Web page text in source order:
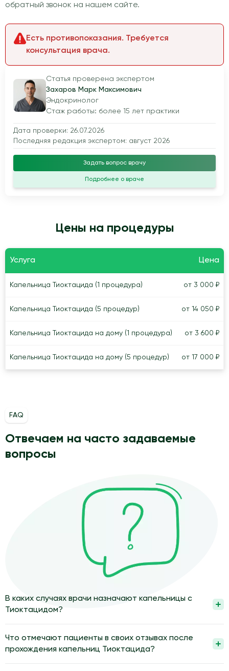
обратный звонок на нашем сайте.
Статья проверена экспертом
Захаров Марк Максимович
Эндокринолог
Стаж работы: более 15 лет практики
Дата проверки: 26.07.2026
Последняя редакция экспертом: август 2026
Задать вопрос врачу
Подробнее о враче
Есть противопоказания. Требуется
консультация врача.
Цены на процедуры
Услуга Цена
Капельница Тиоктацида (1 процедура) от 3 000 ₽
Капельница Тиоктацида (5 процедур) от 14 050 ₽
Капельница Тиоктацида на дому (1 процедура) от 3 600 ₽
Капельница Тиоктацида на дому (5 процедур) от 17 000 ₽
FAQ
Отвечаем на часто задаваемые
вопросы
В каких случаях врачи назначают капельницы с
Тиоктацидом?
работы периферических нервов и обмена веществ по
назначению врача. Часто это повреждение нервов на фоне
Что отмечают пациенты в своих отзывах после
прохождения капельниц Тиоктацида?